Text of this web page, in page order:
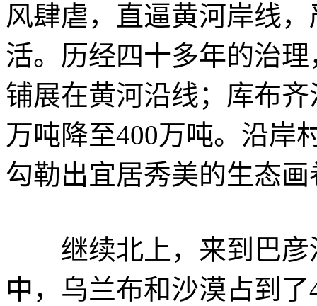
风肆虐，直逼黄河岸线
活。历经四十多年的治
铺展在黄河沿线；库布
万吨降至400万吨。沿岸
勾勒出宜居秀美的生态画
继续北上，来到巴彦
中，乌兰布和沙漠占到